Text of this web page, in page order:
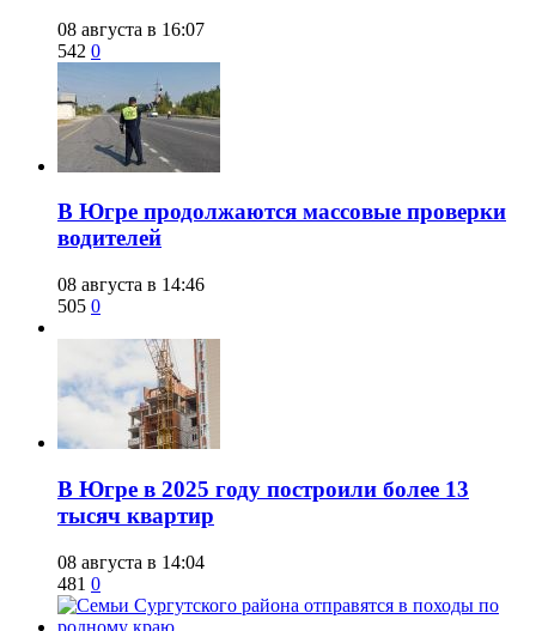
08 августа в 16:07
542 0
​В Югре продолжаются массовые проверки
водителей
08 августа в 14:46
505 0
​В Югре в 2025 году построили более 13
тысяч квартир
08 августа в 14:04
481 0